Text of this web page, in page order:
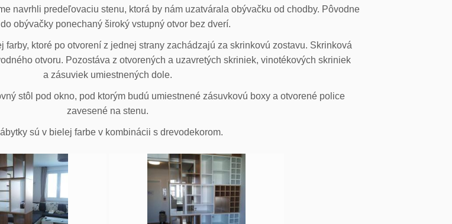
navrhli predeľovaciu stenu, ktorá by nám uzatvárala obývačku od chodby. Pôvodne
obývačky ponechaný široký vstupný otvor bez dverí.
farby, ktoré po otvorení z jednej strany zachádzajú za skrinkovú zostavu. Skrinková
otvoru. Pozostáva z otvorených a uzavretých skriniek, vinotékových skriniek
a zásuviek umiestnených dole.
stôl pod okno, pod ktorým budú umiestnené zásuvkovú boxy a otvorené police
zavesené na stenu.
sú v bielej farbe v kombinácii s drevodekorom.